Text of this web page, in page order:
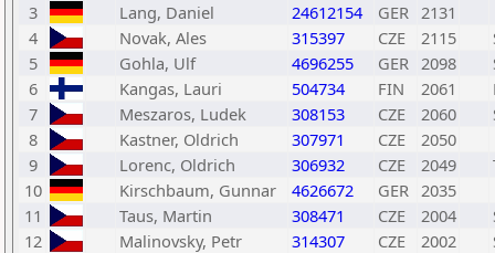
3
Lang, Daniel 24612154 GER 2131
4
Novak, Ales 315397 CZE 2115
5
Gohla, Ulf 4696255 GER 2098
6
Kangas, Lauri 504734 FIN 2061
7
Meszaros, Ludek 308153 CZE 2060
8
Kastner, Oldrich 307971 CZE
2050
9
Lorenc, Oldrich 306932 CZE 2049
10
Kirschbaum, Gunnar 4626672 GER 2035
11
Taus, Martin 308471 CZE 2004
12
Malinovsky, Petr 314307 CZE 2002